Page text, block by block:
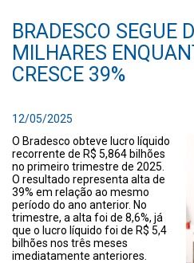
BRADESCO SEGUE
MILHARES
CRESCE 39%
12/05/2025
O Bradesco obteve lucro líquido
recorrente de R$ 5,864 bilhões
no primeiro trimestre de 2025.
O resultado representa alta de
39% em relação ao mesmo
período do ano anterior. No
trimestre, a alta foi de 8,6%, já
que o lucro líquido foi de R$ 5,4
bilhões nos três meses
imediatamente anteriores.